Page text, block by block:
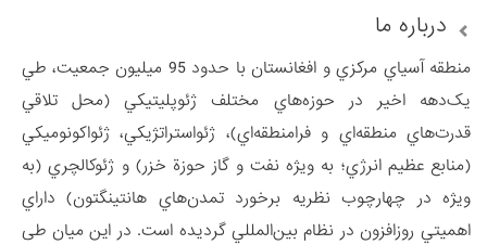
درباره ما
منطقه آسياي مركزي و افغانستان با حدود 95 ميليون جمعيت، طي
يک‌دهه اخير در حوزه‌هاي مختلف ژئوپليتيکي (محل تلاقي
قدرت‌هاي منطقه‌اي و فرامنطقه‌اي)، ژئواستراتژيکي، ژئواکونوميکي
(منابع عظيم انرژي؛ به ويژه نفت و گاز حوزة خزر) و ژئوکالچري (به
ويژه در چهارچوب نظريه برخورد تمدن‌هاي هانتينگتون) داراي
اهميتي روزافزون در نظام بين‌المللي گرديده است. در این میان طی